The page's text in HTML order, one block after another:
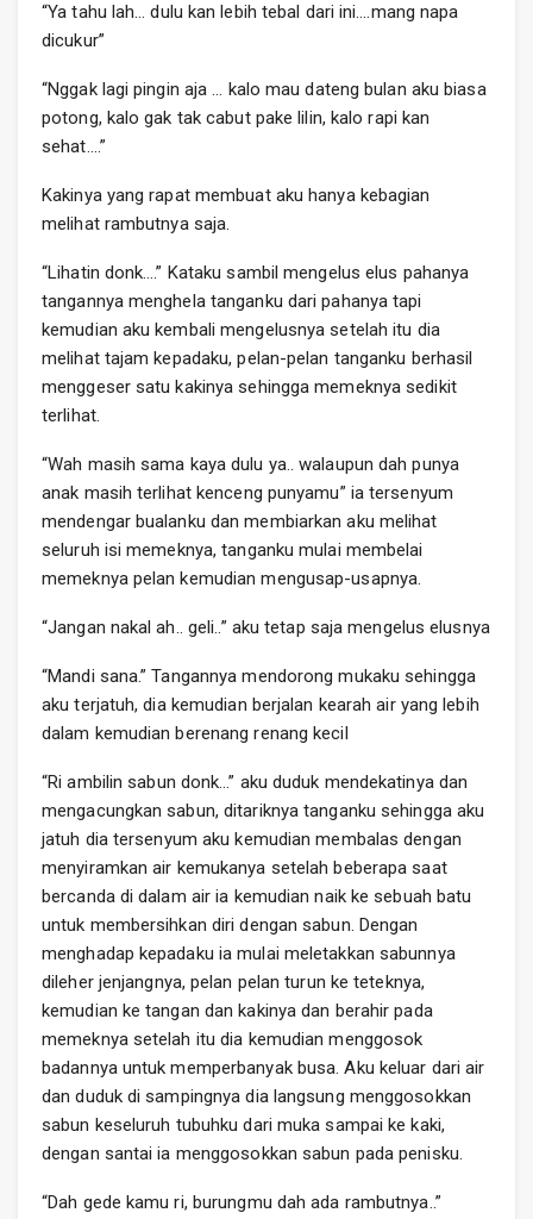
“Ya tahu lah… dulu kan lebih tebal dari ini….mang napa
dicukur”
“Nggak lagi pingin aja … kalo mau dateng bulan aku biasa
potong, kalo gak tak cabut pake lilin, kalo rapi kan
sehat….”
Kakinya yang rapat membuat aku hanya kebagian
melihat rambutnya saja.
“Lihatin donk….” Kataku sambil mengelus elus pahanya
tangannya menghela tanganku dari pahanya tapi
kemudian aku kembali mengelusnya setelah itu dia
melihat tajam kepadaku, pelan-pelan tanganku berhasil
menggeser satu kakinya sehingga memeknya sedikit
terlihat.
“Wah masih sama kaya dulu ya.. walaupun dah punya
anak masih terlihat kenceng punyamu” ia tersenyum
mendengar bualanku dan membiarkan aku melihat
seluruh isi memeknya, tanganku mulai membelai
memeknya pelan kemudian mengusap-usapnya.
“Jangan nakal ah.. geli..” aku tetap saja mengelus elusnya
“Mandi sana.” Tangannya mendorong mukaku sehingga
aku terjatuh, dia kemudian berjalan kearah air yang lebih
dalam kemudian berenang renang kecil
“Ri ambilin sabun donk…” aku duduk mendekatinya dan
mengacungkan sabun, ditariknya tanganku sehingga aku
jatuh dia tersenyum aku kemudian membalas dengan
menyiramkan air kemukanya setelah beberapa saat
bercanda di dalam air ia kemudian naik ke sebuah batu
untuk membersihkan diri dengan sabun. Dengan
menghadap kepadaku ia mulai meletakkan sabunnya
dileher jenjangnya, pelan pelan turun ke teteknya,
kemudian ke tangan dan kakinya dan berahir pada
memeknya setelah itu dia kemudian menggosok
badannya untuk memperbanyak busa. Aku keluar dari air
dan duduk di sampingnya dia langsung menggosokkan
sabun keseluruh tubuhku dari muka sampai ke kaki,
dengan santai ia menggosokkan sabun pada penisku.
“Dah gede kamu ri, burungmu dah ada rambutnya..”